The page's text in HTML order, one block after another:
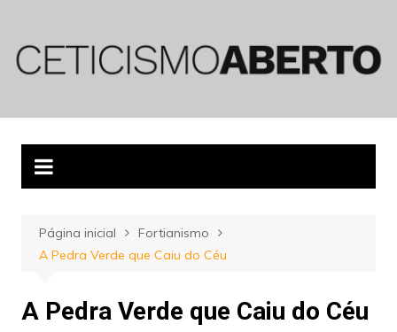
conteúdo
Página inicial
Fortianismo
A Pedra Verde que Caiu do Céu
A Pedra Verde que Caiu do Céu